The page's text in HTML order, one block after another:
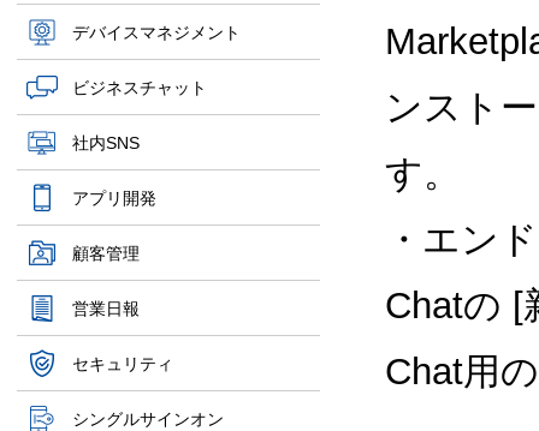
デバイスマネジメント
ビジネスチャット
社内SNS
アプリ開発
顧客管理
営業日報
セキュリティ
シングルサインオン
ンスト
す。
・エン
Chatの [
Chat用